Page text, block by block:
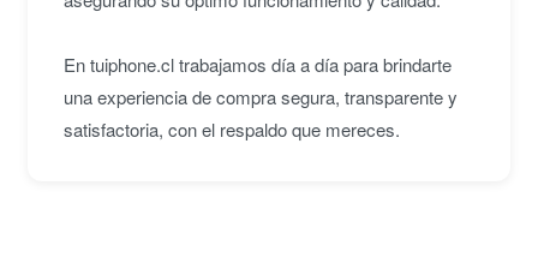
En tuiphone.cl trabajamos día a día para brindarte
una experiencia de compra segura, transparente y
satisfactoria, con el respaldo que mereces.